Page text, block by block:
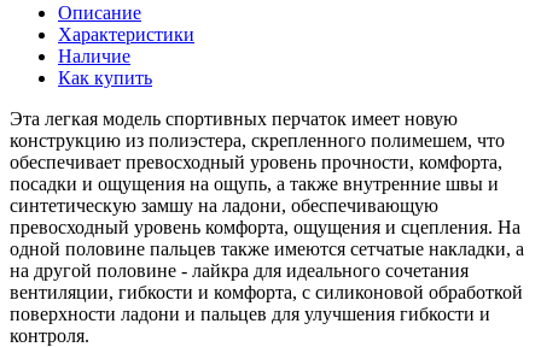
Описание
Характеристики
Наличие
Как купить
Эта легкая модель спортивных перчаток имеет новую
конструкцию из полиэстера, скрепленного полимешем, что
обеспечивает превосходный уровень прочности, комфорта,
посадки и ощущения на ощупь, а также внутренние швы и
синтетическую замшу на ладони, обеспечивающую
превосходный уровень комфорта, ощущения и сцепления. На
одной половине пальцев также имеются сетчатые накладки, а
на другой половине - лайкра для идеального сочетания
вентиляции, гибкости и комфорта, с силиконовой обработкой
поверхности ладони и пальцев для улучшения гибкости и
контроля.